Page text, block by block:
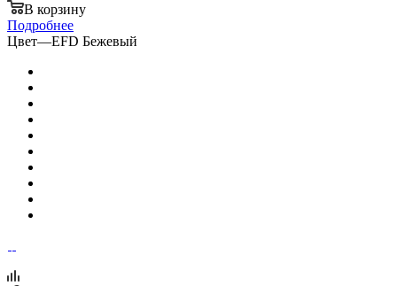
В корзину
Подробнее
Цвет—EFD Бежевый